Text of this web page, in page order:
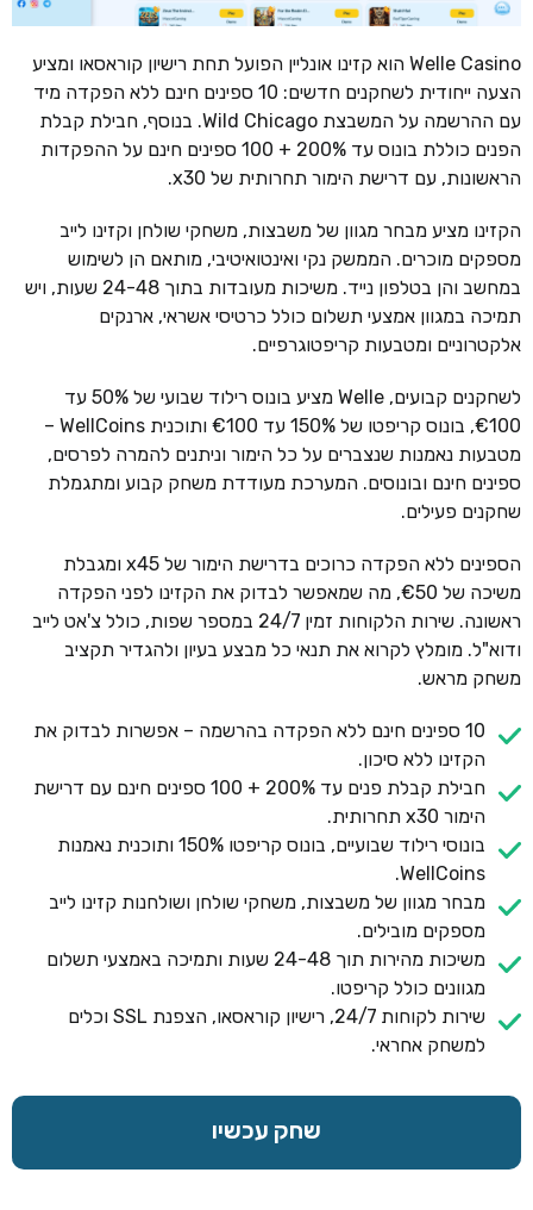
Welle Casino הוא קזינו אונליין הפועל תחת רישיון קוראסאו ומציע
הצעה ייחודית לשחקנים חדשים: 10 ספינים חינם ללא הפקדה מיד
עם ההרשמה על המשבצת Wild Chicago. בנוסף, חבילת קבלת
הפנים כוללת בונוס עד 200% + 100 ספינים חינם על ההפקדות
הראשונות, עם דרישת הימור תחרותית של x30.
הקזינו מציע מבחר מגוון של משבצות, משחקי שולחן וקזינו לייב
מספקים מוכרים. הממשק נקי ואינטואיטיבי, מותאם הן לשימוש
במחשב והן בטלפון נייד. משיכות מעובדות בתוך 24-48 שעות, ויש
תמיכה במגוון אמצעי תשלום כולל כרטיסי אשראי, ארנקים
אלקטרוניים ומטבעות קריפטוגרפיים.
לשחקנים קבועים, Welle מציע בונוס רילוד שבועי של 50% עד
€100, בונוס קריפטו של 150% עד €100 ותוכנית WellCoins –
מטבעות נאמנות שנצברים על כל הימור וניתנים להמרה לפרסים,
ספינים חינם ובונוסים. המערכת מעודדת משחק קבוע ומתגמלת
שחקנים פעילים.
הספינים ללא הפקדה כרוכים בדרישת הימור של x45 ומגבלת
משיכה של €50, מה שמאפשר לבדוק את הקזינו לפני הפקדה
ראשונה. שירות הלקוחות זמין 24/7 במספר שפות, כולל צ'אט לייב
ודוא"ל. מומלץ לקרוא את תנאי כל מבצע בעיון ולהגדיר תקציב
משחק מראש.
10 ספינים חינם ללא הפקדה בהרשמה – אפשרות לבדוק את
הקזינו ללא סיכון.
חבילת קבלת פנים עד 200% + 100 ספינים חינם עם דרישת
הימור x30 תחרותית.
בונוסי רילוד שבועיים, בונוס קריפטו 150% ותוכנית נאמנות
WellCoins.
מבחר מגוון של משבצות, משחקי שולחן ושולחנות קזינו לייב
מספקים מובילים.
משיכות מהירות תוך 24-48 שעות ותמיכה באמצעי תשלום
מגוונים כולל קריפטו.
שירות לקוחות 24/7, רישיון קוראסאו, הצפנת SSL וכלים
למשחק אחראי.
שחק עכשיו